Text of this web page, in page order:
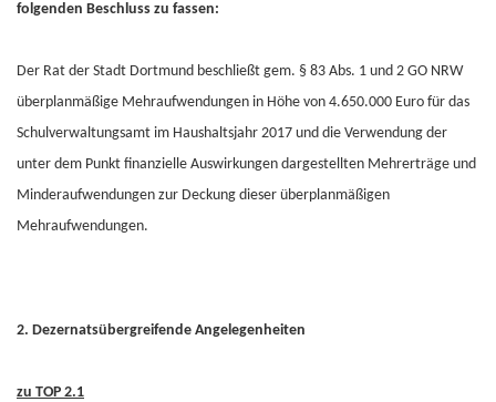
folgenden Beschluss zu fassen:
Der Rat der Stadt Dortmund beschließt gem. § 83 Abs. 1 und 2 GO NRW
überplanmäßige Mehraufwendungen in Höhe von 4.650.000 Euro für das
Schulverwaltungsamt im Haushaltsjahr 2017 und die Verwendung der
unter dem Punkt finanzielle Auswirkungen dargestellten Mehrerträge und
Minderaufwendungen zur Deckung dieser überplanmäßigen
Mehraufwendungen.
2. Dezernatsübergreifende Angelegenheiten
zu TOP 2.1